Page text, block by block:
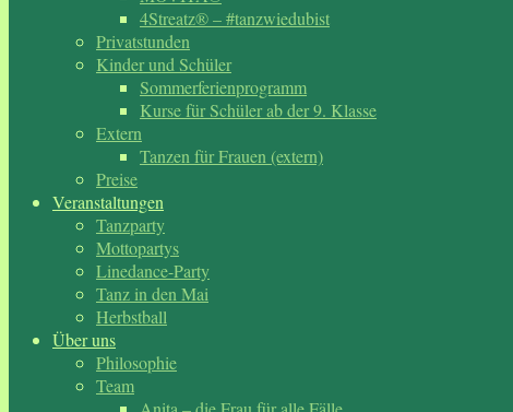
4Streatz® – #tanzwiedubist
Privatstunden
Kinder und Schüler
Sommerferienprogramm
Kurse für Schüler ab der 9. Klasse
Extern
Tanzen für Frauen (extern)
Preise
Veranstaltungen
Tanzparty
Mottopartys
Linedance-Party
Tanz in den Mai
Herbstball
Über uns
Philosophie
Team